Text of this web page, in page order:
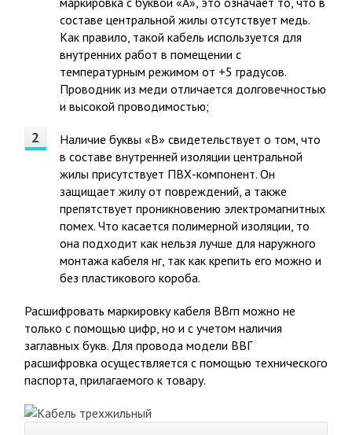
составе центральной жилы отсутствует медь.
Как правило, такой кабель используется для
внутренних работ в помещении с
температурным режимом от +5 градусов.
Проводник из меди отличается долговечностью
и высокой проводимостью;
Наличие буквы «В» свидетельствует о том, что
в составе внутренней изоляции центральной
жилы присутствует ПВХ-компонент. Он
защищает жилу от повреждений, а также
препятствует проникновению электромагнитных
помех. Что касается полимерной изоляции, то
она подходит как нельзя лучше для наружного
монтажа кабеля нг, так как крепить его можно и
без пластикового короба.
Расшифровать маркировку кабеля ВВгп можно не
только с помощью цифр, но и с учетом наличия
заглавных букв. Для провода модели ВВГ
расшифровка осуществляется с помощью технического
паспорта, прилагаемого к товару.